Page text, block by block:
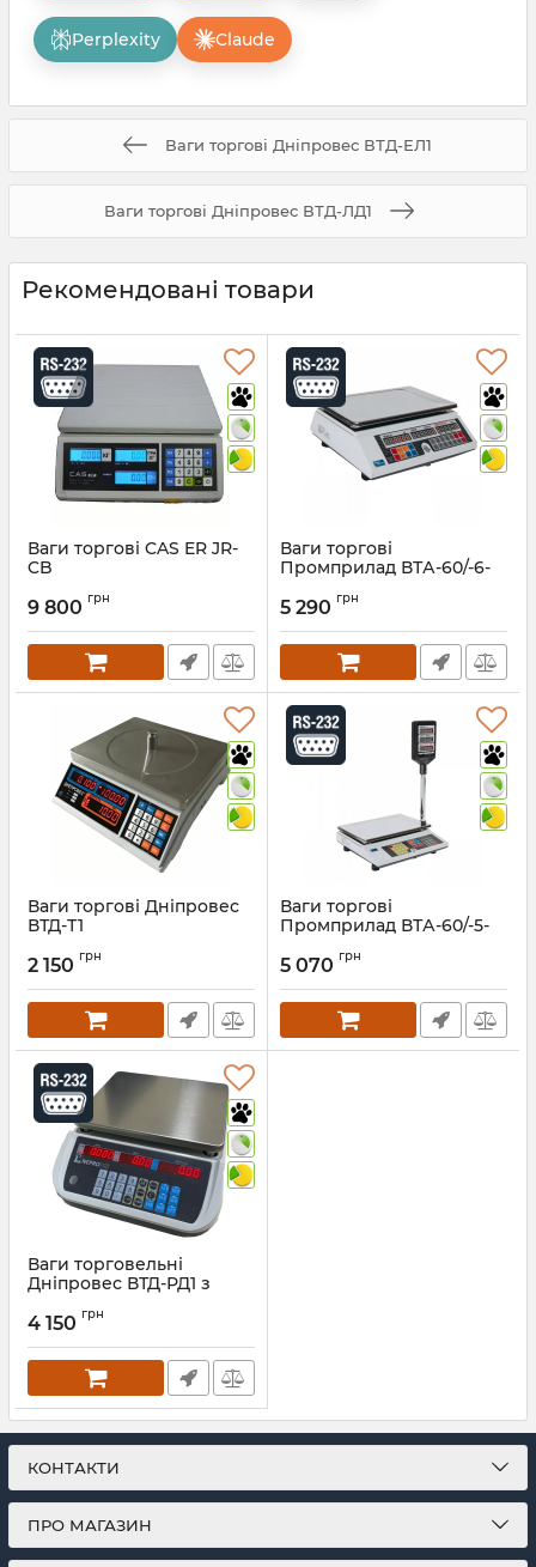
Perplexity Claude
Ваги торгові Дніпровес ВТД-ЕЛ1
Ваги торгові Дніпровес ВТД-ЛД1
Рекомендовані товари
Ваги торгові CAS ER JR-
CB
9 800 грн
Ваги торгові
Промприлад ВТА-60/-6-
Артикул:
5 290 грн
Ваги торгові Дніпровес
ВТД-Т1
2 150 грн
Ваги торгові
Промприлад ВТА-60/-5-
Артикул: 477
5 070 грн
Ваги торговельні
Дніпровес ВТД-РД1 з
Артикул:
4 150 грн
КОНТАКТИ
ПРО МАГАЗИН